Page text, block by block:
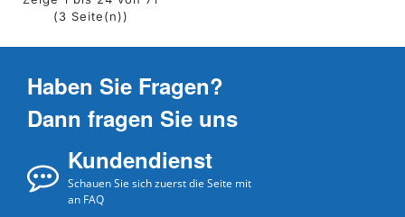
(3 Seite(n))
Haben Sie Fragen?
Dann fragen Sie uns
Kundendienst
Schauen Sie sich zuerst die Seite mit
an FAQ